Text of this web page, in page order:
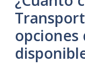
opciones